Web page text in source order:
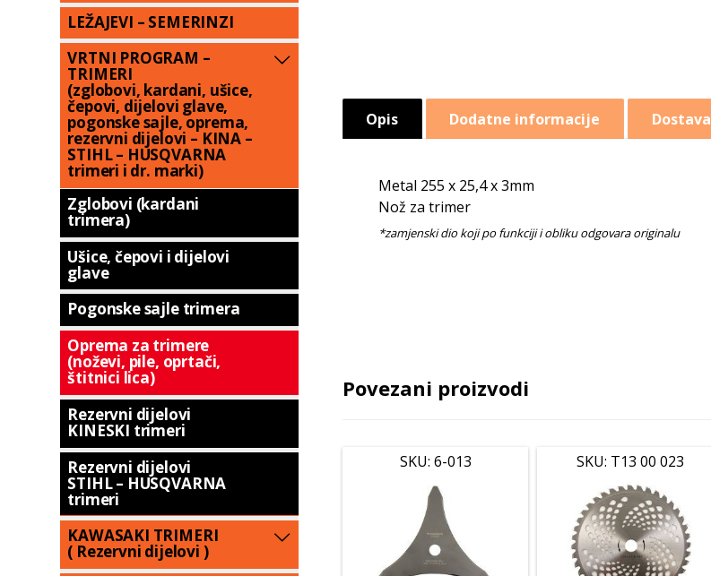
Opis Dodatne informacije Dostava
Metal 255 x 25,4 x 3mm
Nož za trimer
Povezani proizvodi
SKU: 6-013 SKU: T13 00 023
LEŽAJEVI – SEMERINZI
VRTNI PROGRAM –
TRIMERI
(zglobovi, kardani, ušice,
čepovi, dijelovi glave,
pogonske sajle, oprema,
rezervni dijelovi – KINA –
STIHL – HUSQVARNA
trimeri i dr. marki)
Zglobovi (kardani
trimera)
Ušice, čepovi i dijelovi
glave
Pogonske sajle trimera
Oprema za trimere
(noževi, pile, oprtači,
štitnici lica)
Rezervni dijelovi
KINESKI trimeri
Rezervni dijelovi
STIHL – HUSQVARNA
trimeri
KAWASAKI TRIMERI
( Rezervni dijelovi )